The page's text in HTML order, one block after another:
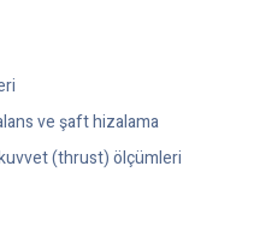
ve şaft hizalama
(thrust) ölçümleri